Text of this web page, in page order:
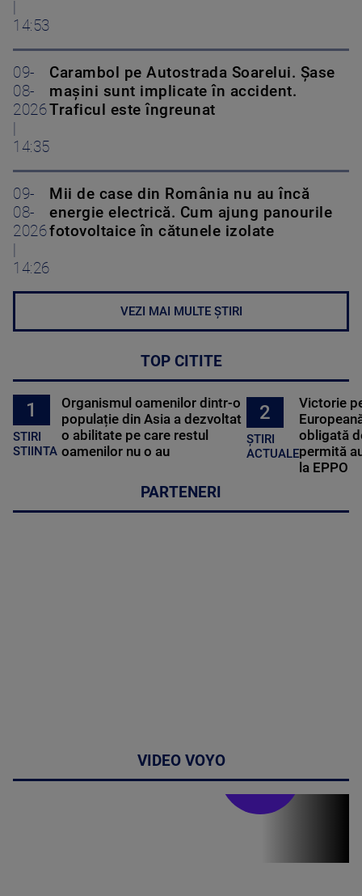
14:53
09-
08-
2026
14:35
Carambol pe Autostrada Soarelui. Șase
mașini sunt implicate în accident.
Traficul este îngreunat
09-
08-
2026
14:26
Mii de case din România nu au încă
energie electrică. Cum ajung panourile
fotovoltaice în cătunele izolate
VEZI MAI MULTE ȘTIRI
TOP CITITE
1
STIRI
STIINTA
Organismul oamenilor dintr-o
populație din Asia a dezvoltat
o abilitate pe care restul
oamenilor nu o au
2
ȘTIRI
ACTUALE
Victorie
obligată
permită
la EPPO
PARTENERI
VIDEO VOYO